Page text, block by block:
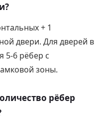
+ 1
двери. Для дверей в
5-6 рёбер с
зоны.
рёбер